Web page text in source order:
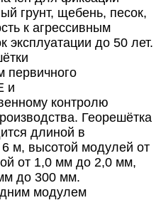
грунт, щебень, песок,
к агрессивным
эксплуатации до 50 лет.
первичного
и
контролю
Георешётка
длиной в
6 м, высотой модулей от
от 1,0 мм до 2,0 мм,
до 300 мм.
модулем